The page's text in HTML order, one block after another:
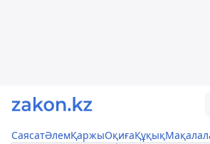
СаясатӘлемҚаржыОқиғаҚұқық